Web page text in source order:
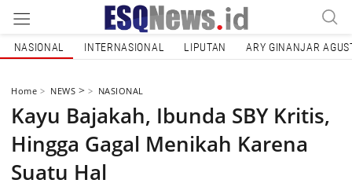
NASIONAL INTERNASIONAL LIPUTAN ARY GINANJAR
Home NEWS > NASIONAL
Kayu Bajakah, Ibunda SBY Kritis,
Hingga Gagal Menikah Karena
Suatu Hal